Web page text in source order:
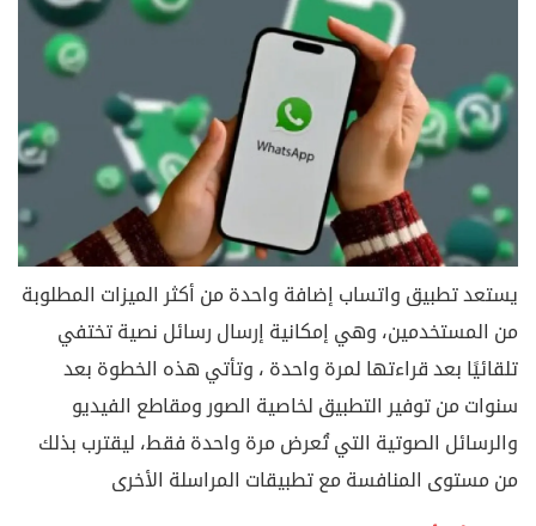
يستعد تطبيق واتساب إضافة واحدة من أكثر الميزات المطلوبة
من المستخدمين، وهي إمكانية إرسال رسائل نصية تختفي
تلقائيًا بعد قراءتها لمرة واحدة ، وتأتي هذه الخطوة بعد
سنوات من توفير التطبيق لخاصية الصور ومقاطع الفيديو
والرسائل الصوتية التي تُعرض مرة واحدة فقط، ليقترب بذلك
من مستوى المنافسة مع تطبيقات المراسلة الأخرى